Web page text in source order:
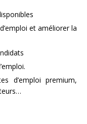
et améliorer la
d’emploi premium,